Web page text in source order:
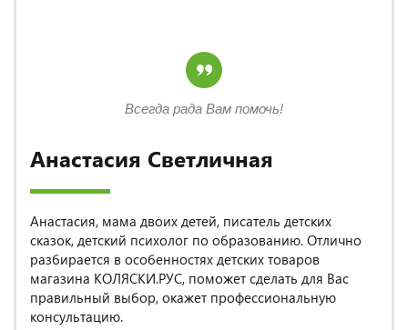
Анастасия Светличная
Анастасия, мама двоих детей, писатель детских
сказок, детский психолог по образованию. Отлично
разбирается в особенностях детских товаров
магазина КОЛЯСКИ.РУС, поможет сделать для Вас
правильный выбор, окажет профессиональную
консультацию.
Всегда рада Вам помочь!